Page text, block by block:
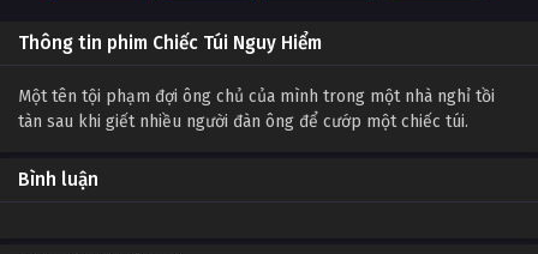
Thông tin phim Chiếc Túi Nguy Hiểm
Một tên tội phạm đợi ông chủ của mình trong một nhà nghỉ tồi
tàn sau khi giết nhiều người đàn ông để cướp một chiếc túi.
Bình luận